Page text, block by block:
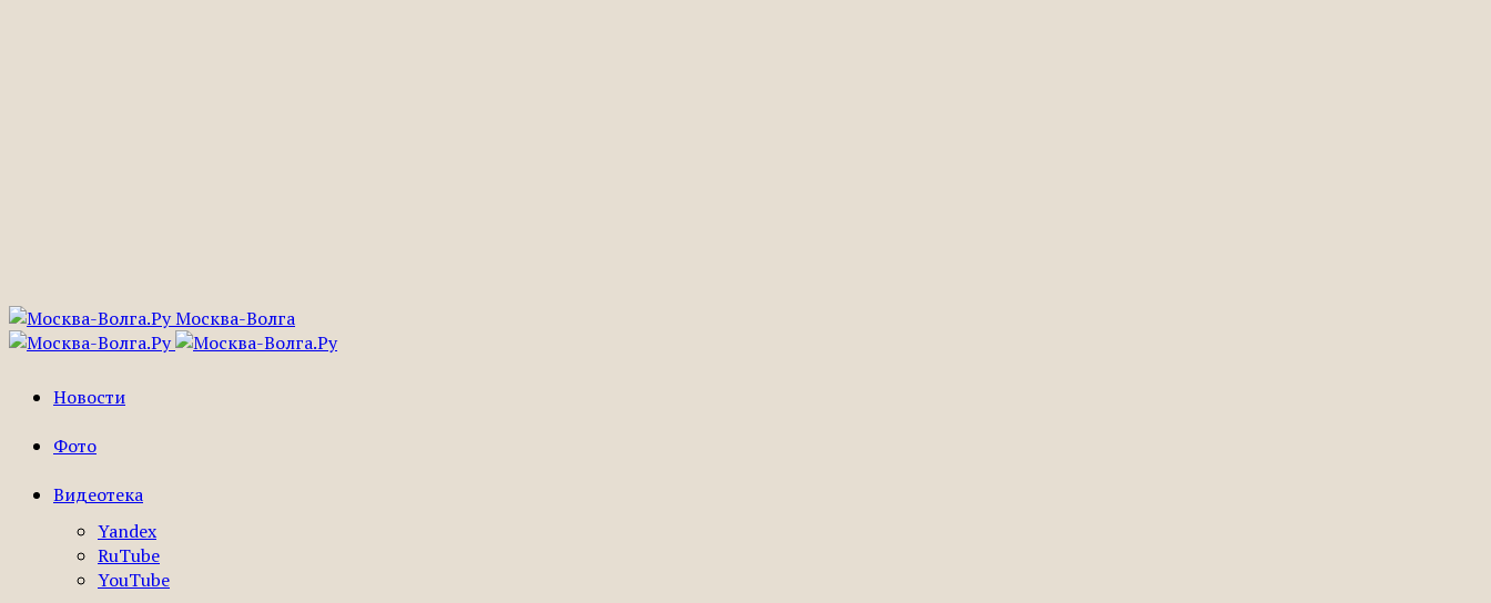
Москва-Волга
Новости
Фото
Видеотека
Yandex
RuTube
YouTube